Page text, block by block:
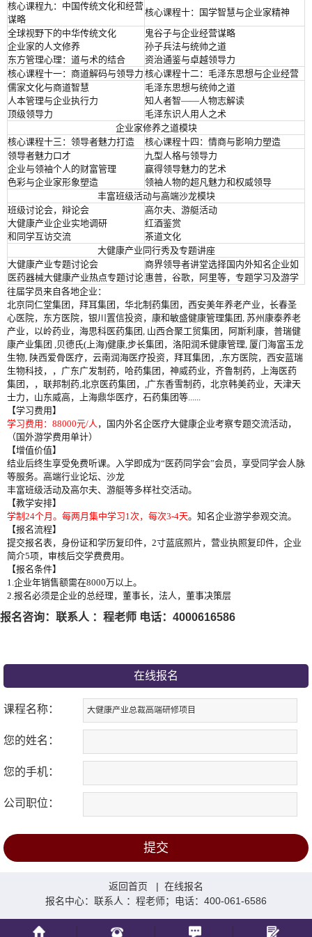
核心课程九：中国传统文化和经营
谋略
核心课程十：国学智慧与企业家精神
全球视野下的中华传统文化
企业家的人文修养
东方管理心理：道与术的结合
鬼谷子与企业经营谋略
孙子兵法与统帅之道
资治通鉴与卓越领导力
核心课程十一：商道解码与领导力 核心课程十二：毛泽东思想与企业经营
儒家文化与商道智慧
人本管理与企业执行力
顶级领导力
毛泽东思想与统帅之道
知人者智——人物志解读
毛泽东识人用人之术
企业家修养之道模块
核心课程十三：领导者魅力打造
核心课程十四：情商与影响力塑造
领导者魅力口才
企业与领袖个人的财富管理
色彩与企业家形象塑造
九型人格与领导力
赢得领导魅力的艺术
领袖人物的超凡魅力和权威领导
丰富班级活动与高端沙龙模块
班级讨论会，辩论会
大健康产业企业实地调研
和同学互访交流
高尔夫、游艇活动
红酒鉴赏
茶道文化
大健康产业同行秀及专题讲座
大健康产业专题讨论会
医药器械大健康产业热点专题讨论
商界领导者讲堂选择国内外知名企业如
惠普，谷歌，阿里等，专题学习及游学
往届学员来自各地企业 ：
北京同仁堂集团，拜耳集团，华北制药集团，西安美年养老产业，长春圣
心医院，东方医院，银川置信投资，康和敏盛健康管理集团, 苏州康泰养老
产业，以岭药业，海思科医药集团, 山西合聚工贸集团，阿斯利康，普瑞健
康产业集团 ,贝德氏(上海)健康,步长集团，洛阳润禾健康管理, 厦门海富玉龙
生物, 陕西爱骨医疗，云南润海医疗投资，拜耳集团，,东方医院，西安蓝瑞
生物科技，，广东广发制药，哈药集团，神威药业，齐鲁制药，上海医药
集团，，联邦制药,北京医药集团，,广东香雪制药，北京韩美药业，天津天
士力，山东威高，上海鼎华医疗，石药集团等......
【学习费用】
学习费用：88000元/人 ，国内外名企医疗大健康企业考察专题交流活动，
（国外游学费用单计）
【增值价值】
结业后终生享受免费听课。入学即成为“医药同学会”会员，享受同学会人脉
等服务。高端行业论坛、沙龙
丰富班级活动及高尔夫、游艇等多样社交活动。
【教学安排】
学制24个月。每两月集中学习1次，每次3-4天。知名企业游学参观交流。
【报名流程】
提交报名表，身份证和学历复印件，2寸蓝底照片，营业执照复印件，企业
简介5项，审核后交学费费用。
【报名条件】
1.企业年销售额需在8000万以上。
2.报名必须是企业的总经理，董事长，法人，董事决策层
报名咨询：联系人 ：程老师 电话：4000616586
在线报名
课程名称：
您的姓名：
您的手机：
公司职位：
返回首页 | 在线报名
报名中心：联系人 ：程老师；电话：400-061-6586